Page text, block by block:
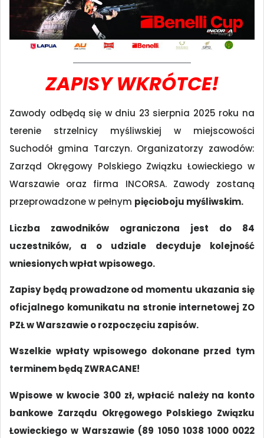
ZAPISY WKRÓTCE!
Zawody odbędą się w dniu 23 sierpnia 2025 roku na
terenie strzelnicy myśliwskiej w miejscowości
Suchodół gmina Tarczyn. Organizatorzy zawodów:
Zarząd Okręgowy Polskiego Związku Łowieckiego w
Warszawie oraz firma INCORSA. Zawody zostaną
przeprowadzone w pełnym pięcioboju myśliwskim.
Liczba zawodników ograniczona
jest do 84
uczestników, a o udziale decyduje kolejność
wniesionych wpłat wpisowego.
Zapisy będą prowadzone od momentu ukazania się
oficjalnego komunikatu na stronie internetowej ZO
PZŁ w Warszawie o rozpoczęciu zapisów.
Wszelkie wpłaty wpisowego dokonane przed tym
terminem będą ZWRACANE!
Wpisowe w kwocie 300 zł, wpłacić należy na konto
bankowe Zarządu Okręgowego Polskiego Związku
Łowieckiego w Warszawie (89 1050 1038 1000 0022